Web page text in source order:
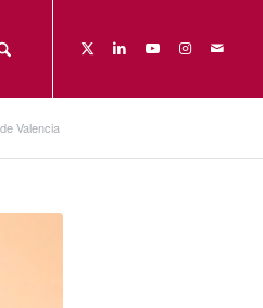
Valencia